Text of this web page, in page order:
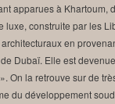
apparues à Khartoum,
luxe, construite par les
en
de Dubaï. Elle est
On la retrouve sur de
du développement